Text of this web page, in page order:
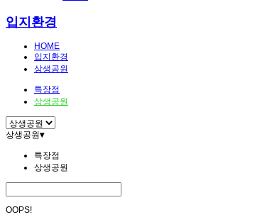
입지환경
HOME
입지환경
상생공원
특장점
상생공원
상생공원▾
특장점
상생공원
OOPS!